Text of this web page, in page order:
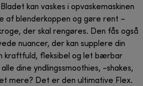
kan vaskes i opvaskemaskinen
af blenderkoppen og gøre rent –
der skal rengøres. Den fås også
nuancer, der kan supplere din
kraftfuld, fleksibel og let bærbar
dine yndlingssmoothies, -shakes,
mere? Det er den ultimative Flex.